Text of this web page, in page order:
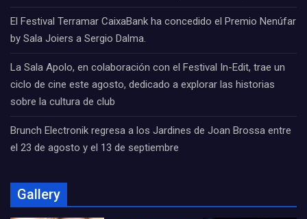
El Festival Terramar CaixaBank ha concedido el Premio Nenúfar
by Sala Joiers a Sergio Dalma.
La Sala Apolo, en colaboración con el Festival In-Edit, trae un
ciclo de cine este agosto, dedicado a explorar las historias
sobre la cultura de club
Brunch Electronik regresa a los Jardines de Joan Brossa entre
el 23 de agosto y el 13 de septiembre
Gallery